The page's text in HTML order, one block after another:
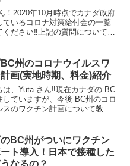
！2020年10月時点でカナダ政府
ているコロナ対策給付金の一覧
ください‼️上記の質問について回
す。カナダへワーホリや移民し
...
州のコロナウイルスワ
画(実地時期、料金)紹介
は、Yuta さん‼️現在カナダの BC
していますが、今後 BC州のコロ
スのワクチン計画について教え
ワクチン計画(実地時期、料金)紹
BC州がついにワクチン
ト導入！日本で接種した
なるの？